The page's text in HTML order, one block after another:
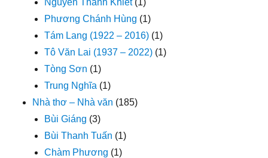
Phương Chánh Hùng (1)
Tám Lang (1922 – 2016) (1)
Tô Văn Lai (1937 – 2022) (1)
Tòng Sơn (1)
Trung Nghĩa (1)
Nhà thơ – Nhà văn (185)
Bùi Giáng (3)
Bùi Thanh Tuấn (1)
Chàm Phương (1)